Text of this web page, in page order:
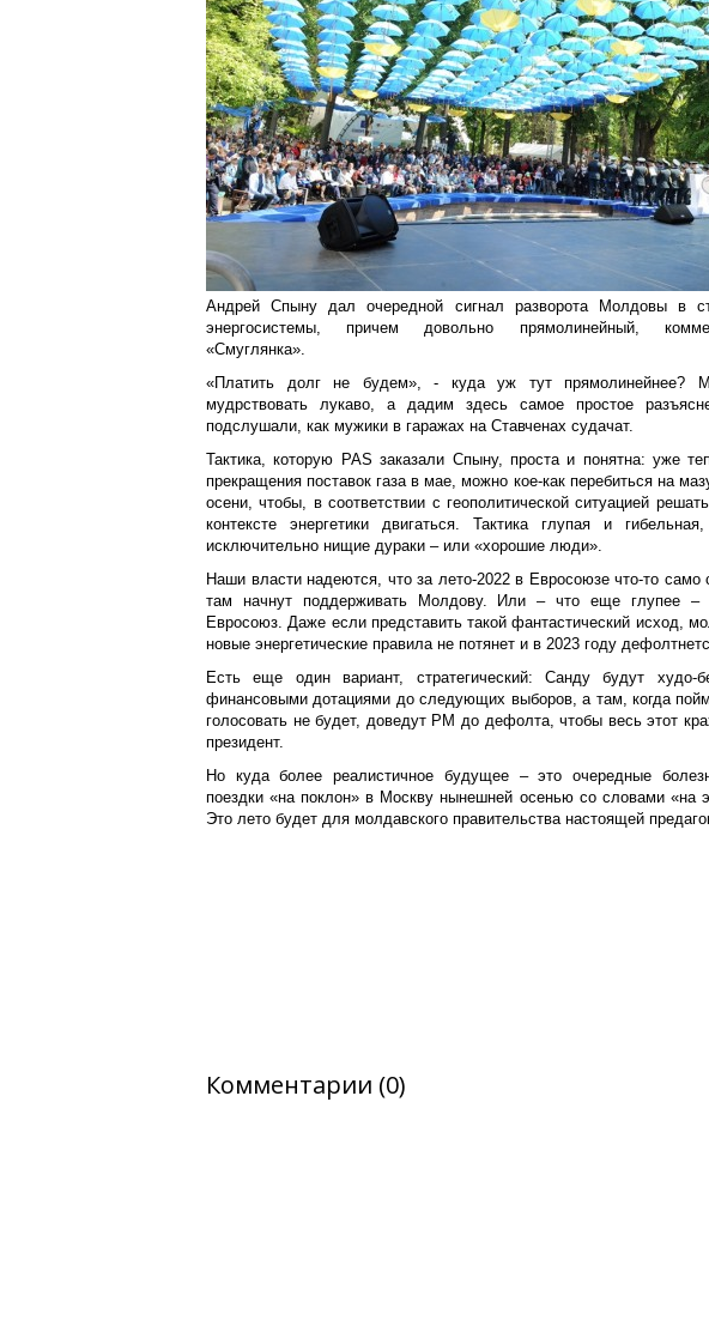
Андрей Спыну дал очередной сигнал разворота Молдовы в
энергосистемы, причем довольно прямолинейный,
«Смуглянка».
«Платить долг не будем», - куда уж тут прямолинейнее?
мудрствовать лукаво, а дадим здесь самое простое
подслушали, как мужики в гаражах на Ставченах судачат.
Тактика, которую PAS заказали Спыну, проста и понятна: уже
прекращения поставок газа в мае, можно кое-как перебиться на
осени, чтобы, в соответствии с геополитической ситуацией
контексте энергетики двигаться. Тактика глупая и
исключительно нищие дураки – или «хорошие люди».
Наши власти надеются, что за лето-2022 в Евросоюзе что-то само
там начнут поддерживать Молдову. Или – что еще глупее –
Евросоюз. Даже если представить такой фантастический исход,
новые энергетические правила не потянет и в 2023 году
Есть еще один вариант, стратегический: Санду будут худо-
финансовыми дотациями до следующих выборов, а там, когда
голосовать не будет, доведут РМ до дефолта, чтобы весь этот
президент.
Но куда более реалистичное будущее – это очередные
поездки «на поклон» в Москву нынешней осенью со словами «на
Это лето будет для молдавского правительства настоящей
Комментарии (0)